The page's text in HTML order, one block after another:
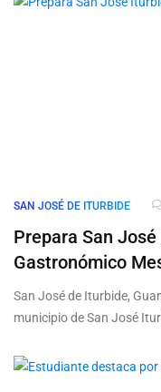
SAN JOSÉ DE ITURBIDE
Prepara San
Gastronómico
San José de Iturbide,
municipio de San José